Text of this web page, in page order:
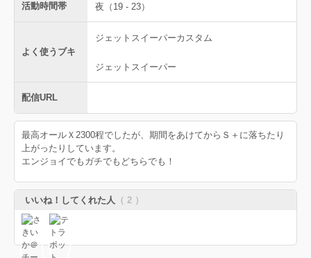
活動時間帯 夜（19 - 23）
よく使うブキ
ジェットスイーパーカスタム
ジェットスイーパー
配信URL
最高オールＸ2300程でしたが、期間をあけてからＳ＋に落ちたり
上がったりしています。
エンジョイでもガチでもどちらでも！
いいね！してくれた人 （ 2 ）